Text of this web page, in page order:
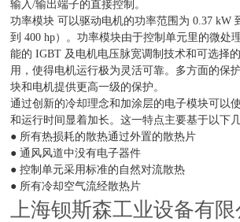
输入/输出端子的直接控制。
功率模块 可以驱动电机的功率范围为 0.37 kW
到 400 hp）。功率模块由于控制单元里的微处
能的 IGBT 及电机电压脉宽调制技术和可选择
用，使得电机运行极为灵活可靠。多方面的保
块和电机提供更高一级的保护。
通过创新的冷却理念和加涂层的电子模块可以
和运行时间显着加长。这一特点主要基于以下
● 所有热损耗的散热通过外置的散热片
● 通风风道中没有电子器件
● 控制单元采用标准的自然对流散热
● 所有冷却空气流经散热片
上海钡斯森工业设备有限